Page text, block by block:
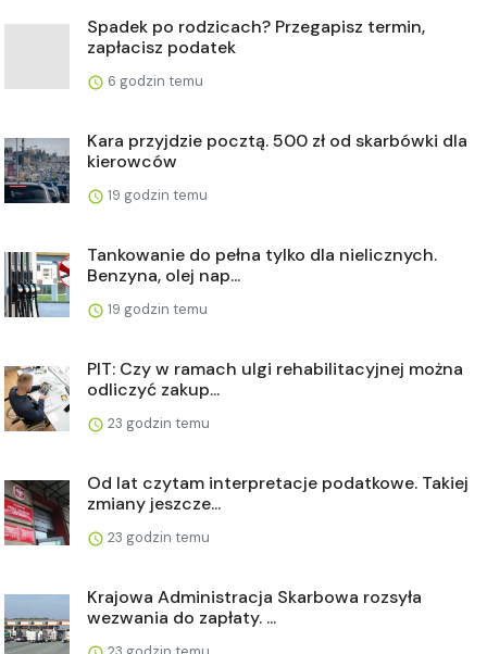
Spadek po rodzicach? Przegapisz termin,
zapłacisz podatek
6 godzin temu
Kara przyjdzie pocztą. 500 zł od skarbówki dla
kierowców
19 godzin temu
Tankowanie do pełna tylko dla nielicznych.
Benzyna, olej nap...
19 godzin temu
PIT: Czy w ramach ulgi rehabilitacyjnej można
odliczyć zakup...
23 godzin temu
Od lat czytam interpretacje podatkowe. Takiej
zmiany jeszcze...
23 godzin temu
Krajowa Administracja Skarbowa rozsyła
wezwania do zapłaty. ...